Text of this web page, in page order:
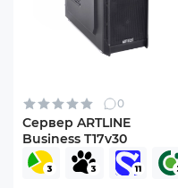
0
Сервер ARTLINE
Business T17v30